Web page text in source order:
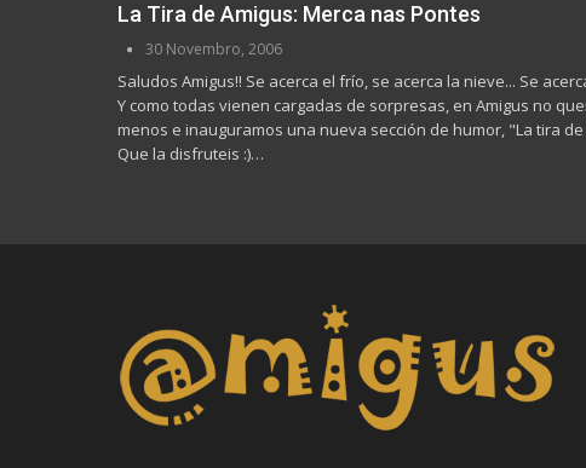
La Tira de Amigus: Merca nas Pontes
30 Novembro, 2006
Saludos Amigus!! Se acerca el frío, se acerca la nieve... Se
Y como todas vienen cargadas de sorpresas, en Amigus no
menos e inauguramos una nueva sección de humor, "La tira de
Que la disfruteis :)…